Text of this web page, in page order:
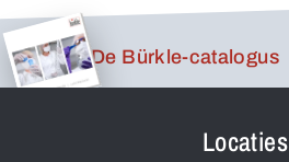
De Bürkle-catalogus
Locaties